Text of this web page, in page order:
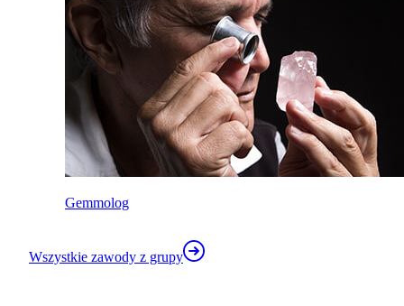
Gemmolog
Wszystkie zawody z grupy